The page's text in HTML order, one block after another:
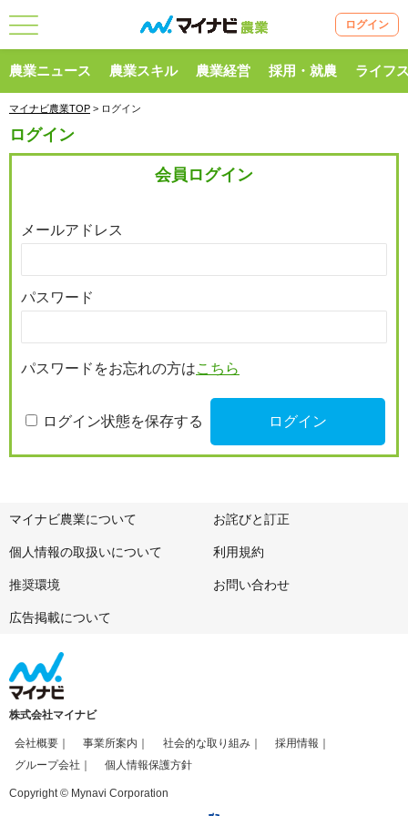
ログイン
農業ニュース 農業スキル 農業経営 採用・就農 ライフ
マイナビ農業TOP > ログイン
ログイン
会員ログイン
メールアドレス
パスワード
パスワードをお忘れの方はこちら
ログイン状態を保存する
マイナビ農業について お詫びと訂正
個人情報の取扱いについて 利用規約
推奨環境 お問い合わせ
広告掲載について
株式会社マイナビ
会社概要 事業所案内 社会的な取り組み
採用情報
グループ会社
個人情報保護方針
Copyright © Mynavi Corporation